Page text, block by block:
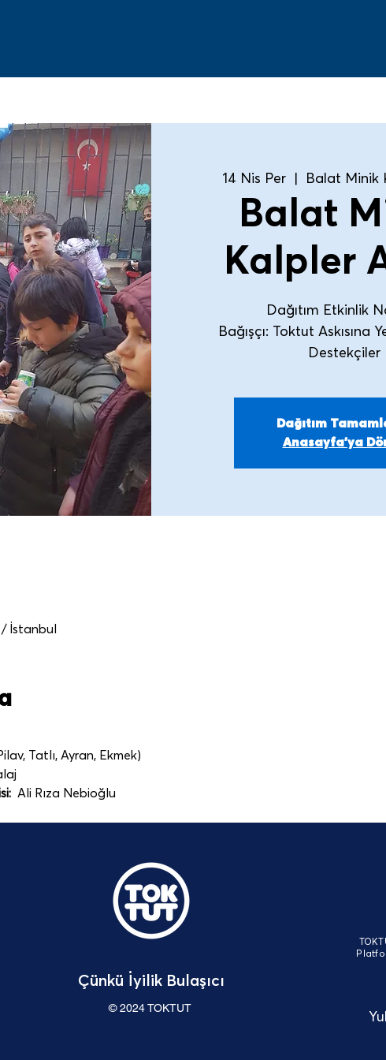
14 Nis Per Balat Minik
Balat
Kalpler
Dağıtım Etkinlik
Bağışçı: Toktut Askısına
Destekçiler
Dağıtım
Anasayfa'ya
İstanbul
Tatlı, Ayran, Ekmek)
Ali Rıza Nebioğlu
Çünkü İyilik Bulaşıcı
© 2024 TOKTUT